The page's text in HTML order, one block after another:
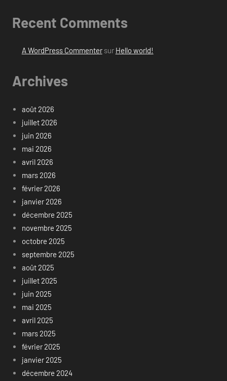
Recent Comments
A WordPress Commentersur Hello world!
Archives
août 2026
juillet 2026
juin 2026
mai 2026
avril 2026
mars 2026
février 2026
janvier 2026
décembre 2025
novembre 2025
octobre 2025
septembre 2025
août 2025
juillet 2025
juin 2025
mai 2025
avril 2025
mars 2025
février 2025
janvier 2025
décembre 2024